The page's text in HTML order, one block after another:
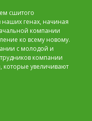
сшитого
генах, начиная
компании
ко всему новому.
с молодой и
компании
которые увеличивают